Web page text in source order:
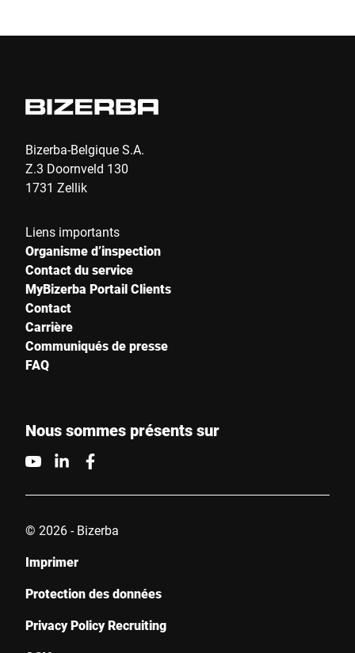
Bizerba-Belgique S.A.
Z.3 Doornveld 130
1731 Zellik
Liens importants
Organisme d’inspection
Contact du service
MyBizerba Portail Clients
Contact
Carrière
Communiqués de presse
FAQ
Nous sommes présents sur
© 2026 - Bizerba
Imprimer
Protection des données
Privacy Policy Recruiting